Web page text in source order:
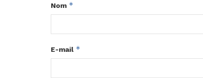
Nom *
E-mail *